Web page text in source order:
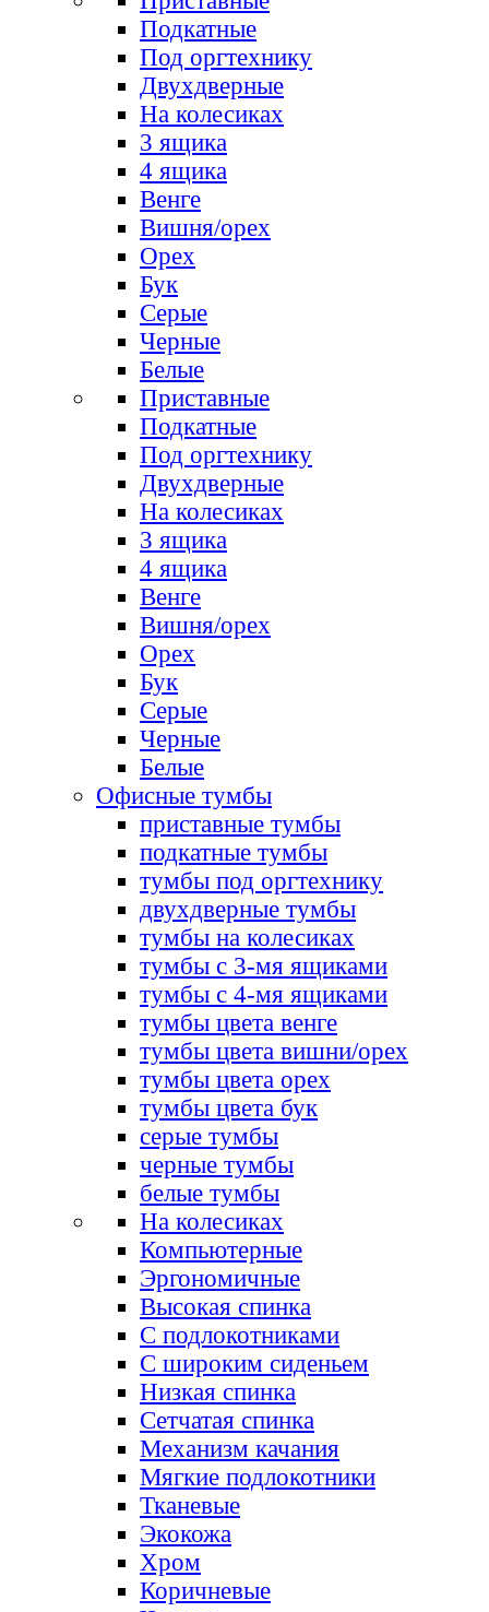
Подкатные
Под оргтехнику
Двухдверные
На колесиках
3 ящика
4 ящика
Венге
Вишня/орех
Орех
Бук
Серые
Черные
Белые
Приставные
Подкатные
Под оргтехнику
Двухдверные
На колесиках
3 ящика
4 ящика
Венге
Вишня/орех
Орех
Бук
Серые
Черные
Белые
Офисные тумбы
приставные тумбы
подкатные тумбы
тумбы под оргтехнику
двухдверные тумбы
тумбы на колесиках
тумбы с 3-мя ящиками
тумбы с 4-мя ящиками
тумбы цвета венге
тумбы цвета вишни/орех
тумбы цвета орех
тумбы цвета бук
серые тумбы
черные тумбы
белые тумбы
На колесиках
Компьютерные
Эргономичные
Высокая спинка
С подлокотниками
С широким сиденьем
Низкая спинка
Сетчатая спинка
Механизм качания
Мягкие подлокотники
Тканевые
Экокожа
Хром
Коричневые